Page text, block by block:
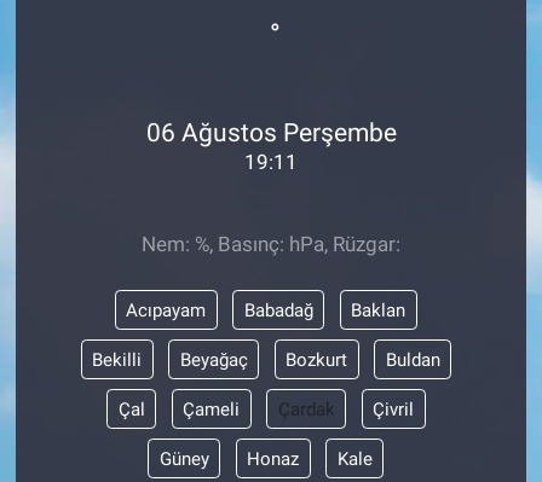
°
06 Ağustos Perşembe
19:11
Nem: %, Basınç: hPa, Rüzgar:
Acıpayam Babadağ Baklan
Bekilli Beyağaç Bozkurt Buldan
Çal Çameli Çardak Çivril
Güney Honaz Kale